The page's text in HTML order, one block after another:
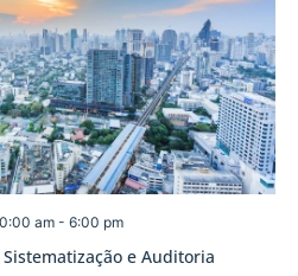
e Auditoria
am- 6:00 pm